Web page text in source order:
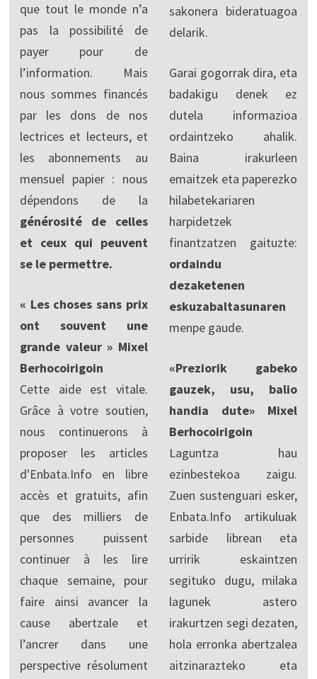
que tout le monde n’a
pas la possibilité de
payer pour de
l’information. Mais
nous sommes financés
par les dons de nos
lectrices et lecteurs, et
les abonnements au
mensuel papier : nous
dépendons de la
générosité de celles
et ceux qui peuvent
se le permettre.
« Les choses sans prix
ont souvent une
grande valeur » Mixel
Berhocoirigoin
Cette aide est vitale.
Grâce à votre soutien,
nous continuerons à
proposer les articles
d'Enbata.Info en libre
accès et gratuits, afin
que des milliers de
personnes puissent
continuer à les lire
chaque semaine, pour
faire ainsi avancer la
cause abertzale et
l’ancrer dans une
perspective résolument
sakonera bideratuagoa
delarik.
Garai gogorrak dira, eta
badakigu denek ez
dutela informazioa
ordaintzeko ahalik.
Baina irakurleen
emaitzek eta paperezko
hilabetekariaren
harpidetzek
finantzatzen gaituzte:
ordaindu
dezaketenen
eskuzabaltasunaren
menpe gaude.
«Preziorik gabeko
gauzek, usu, balio
handia dute» Mixel
Berhocoirigoin
Laguntza hau
ezinbestekoa zaigu.
Zuen sustenguari esker,
Enbata.Info artikuluak
sarbide librean eta
urririk eskaintzen
segituko dugu, milaka
lagunek astero
irakurtzen segi dezaten,
hola erronka abertzalea
aitzinarazteko eta